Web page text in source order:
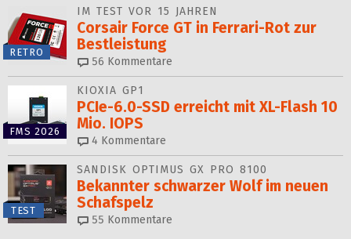
RETRO
IM TEST VOR 15 JAHREN
Corsair Force GT in Ferrari-Rot zur
Bestleistung
56 Kommentare
FMS 2026
KIOXIA GP1
PCIe-6.0-SSD erreicht mit XL-Flash 10
Mio. IOPS
4 Kommentare
TEST
SANDISK OPTIMUS GX PRO 8100
Bekannter schwarzer Wolf im neuen
Schafspelz
55 Kommentare